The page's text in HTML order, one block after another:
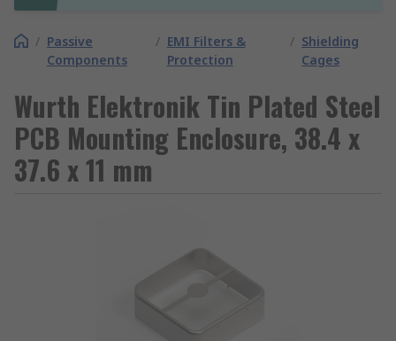
/ Passive
Components
/ EMI Filters &
Protection
/ Shielding
Cages
Wurth Elektronik Tin Plated Steel
PCB Mounting Enclosure, 38.4 x
37.6 x 11 mm